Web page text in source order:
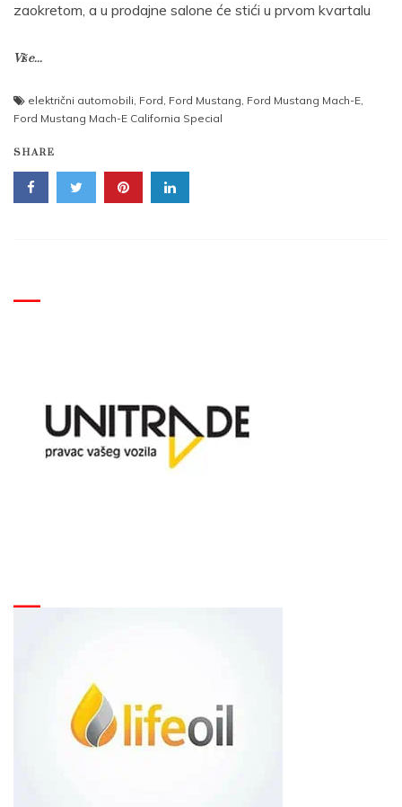
zaokretom, a u prodajne salone će stići u prvom kvartalu
Više...
električni automobili, Ford, Ford Mustang, Ford Mustang Mach-E,
Ford Mustang Mach-E California Special
SHARE